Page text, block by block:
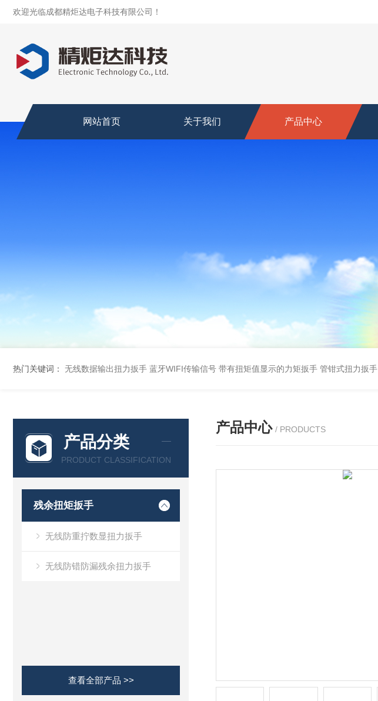
欢迎光临成都精炬达电子科技有限公司！
网站首页 关于我们 产品中心
热门关键词： 无线数据输出扭力扳手 蓝牙WIFI传输信号 带有扭矩值显示的力矩扳手 管钳式扭力扳手
产品分类
PRODUCT CLASSIFICATION
残余扭矩扳手
无线防重拧数显扭力扳手
无线防错防漏残余扭力扳手
查看全部产品 >>
产品中心 / PRODUCTS